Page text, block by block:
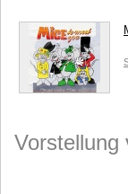
Vorstellung